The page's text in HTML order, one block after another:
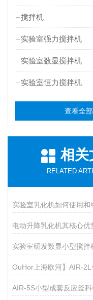
搅拌机
实验室强力搅拌机
实验室数显搅拌机
实验室恒力搅拌机
查看全部
相关
RELATED
实验室乳化机如何使用和